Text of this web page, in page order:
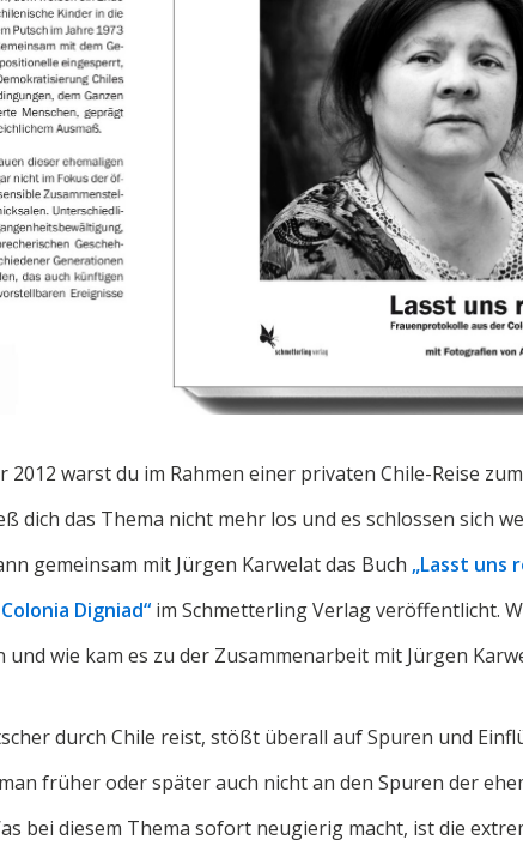
2012 warst du im Rahmen einer privaten Chile-Reise
dich das Thema nicht mehr los und es schlossen sich
gemeinsam mit Jürgen Karwelat das Buch „Lasst uns
Digniad“ im Schmetterling Verlag veröffentlicht.
wie kam es zu der Zusammenarbeit mit Jürgen
durch Chile reist, stößt überall auf Spuren und
früher oder später auch nicht an den Spuren der
bei diesem Thema sofort neugierig macht, ist die